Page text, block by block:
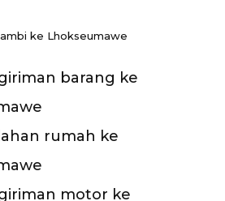
ke Lhokseumawe
barang ke
rumah ke
motor ke